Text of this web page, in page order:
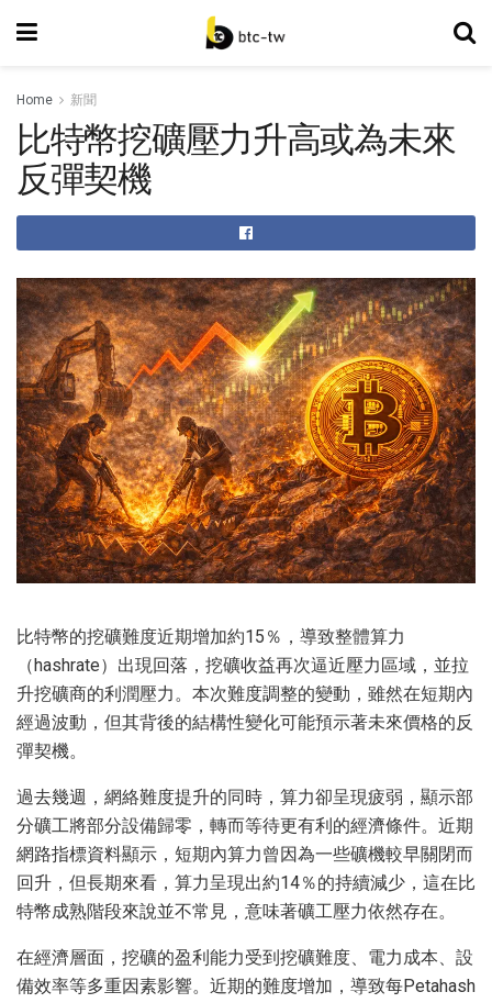
Home 新聞
比特幣挖礦壓力升高或為未來
反彈契機
比特幣的挖礦難度近期增加約15％，導致整體算力
（hashrate）出現回落，挖礦收益再次逼近壓力區域，並拉
升挖礦商的利潤壓力。本次難度調整的變動，雖然在短期內
經過波動，但其背後的結構性變化可能預示著未來價格的反
彈契機。
過去幾週，網絡難度提升的同時，算力卻呈現疲弱，顯示部
分礦工將部分設備歸零，轉而等待更有利的經濟條件。近期
網路指標資料顯示，短期內算力曾因為一些礦機較早關閉而
回升，但長期來看，算力呈現出約14％的持續減少，這在比
特幣成熟階段來說並不常見，意味著礦工壓力依然存在。
在經濟層面，挖礦的盈利能力受到挖礦難度、電力成本、設
備效率等多重因素影響。近期的難度增加，導致每Petahash